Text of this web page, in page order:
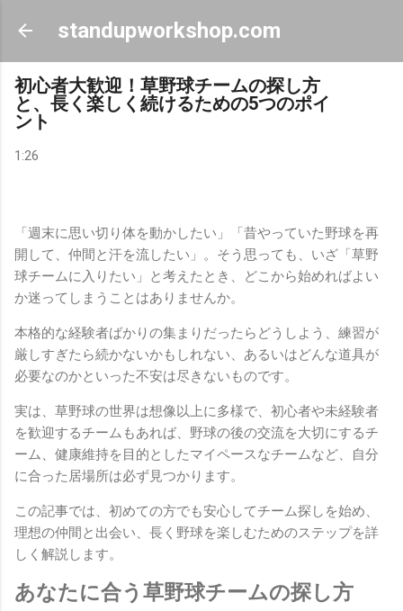
スキップしてメイン コンテンツに移動
standupworkshop.com
初心者大歓迎！草野球チームの探し方
と、長く楽しく続けるための5つのポイ
ント
1:26
「週末に思い切り体を動かしたい」「昔やっていた野球を再
開して、仲間と汗を流したい」。そう思っても、いざ「草野
球チームに入りたい」と考えたとき、どこから始めればよい
か迷ってしまうことはありませんか。
本格的な経験者ばかりの集まりだったらどうしよう、練習が
厳しすぎたら続かないかもしれない、あるいはどんな道具が
必要なのかといった不安は尽きないものです。
実は、草野球の世界は想像以上に多様で、初心者や未経験者
を歓迎するチームもあれば、野球の後の交流を大切にするチ
ーム、健康維持を目的としたマイペースなチームなど、自分
に合った居場所は必ず見つかります。
この記事では、初めての方でも安心してチーム探しを始め、
理想の仲間と出会い、長く野球を楽しむためのステップを詳
しく解説します。
あなたに合う草野球チームの探し方